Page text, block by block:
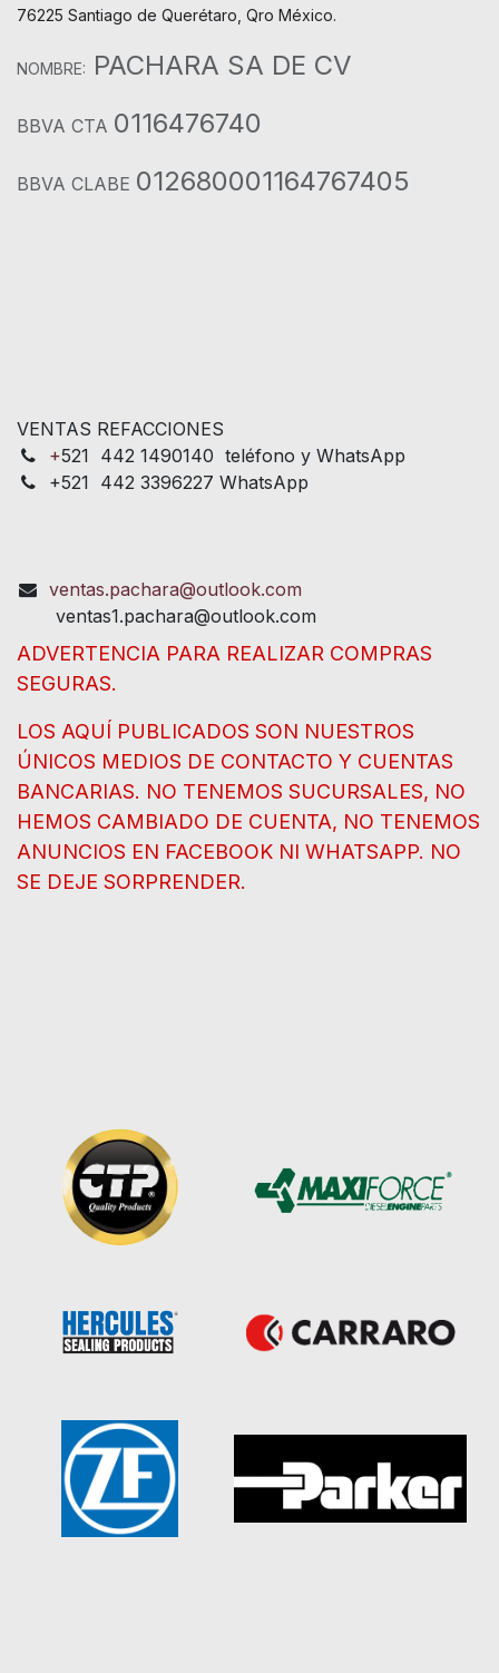
76225 Santiago de Querétaro, Qro México.
NOMBRE: PACHARA SA DE CV
BBVA CTA 0116476740
BBVA CLABE 012680001164767405
VENTAS REFACCIONES
+521 442 1490140 teléfono y WhatsApp
+521 442 3396227 WhatsApp
ventas.pachara@outlook.com
ventas1.pachara@outlook.com
ADVERTENCIA PARA REALIZAR COMPRAS
SEGURAS.
LOS AQUÍ PUBLICADOS SON NUESTROS
ÚNICOS MEDIOS DE CONTACTO Y CUENTAS
BANCARIAS. NO TENEMOS SUCURSALES, NO
HEMOS CAMBIADO DE CUENTA, NO TENEMOS
ANUNCIOS EN FACEBOOK NI WHATSAPP. NO
SE DEJE SORPRENDER.